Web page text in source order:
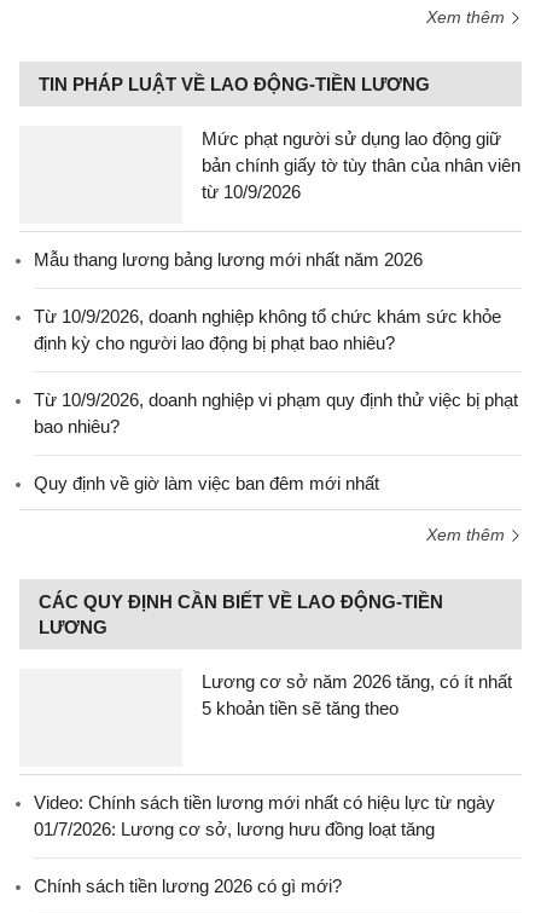
Xem thêm
TIN PHÁP LUẬT VỀ LAO ĐỘNG-TIỀN LƯƠNG
Mức phạt người sử dụng lao động giữ
bản chính giấy tờ tùy thân của nhân viên
từ 10/9/2026
Mẫu thang lương bảng lương mới nhất năm 2026
Từ 10/9/2026, doanh nghiệp không tổ chức khám sức khỏe
định kỳ cho người lao động bị phạt bao nhiêu?
Từ 10/9/2026, doanh nghiệp vi phạm quy định thử việc bị phạt
bao nhiêu?
Quy định về giờ làm việc ban đêm mới nhất
Xem thêm
CÁC QUY ĐỊNH CẦN BIẾT VỀ LAO ĐỘNG-TIỀN
LƯƠNG
Lương cơ sở năm 2026 tăng, có ít nhất
5 khoản tiền sẽ tăng theo
Video: Chính sách tiền lương mới nhất có hiệu lực từ ngày
01/7/2026: Lương cơ sở, lương hưu đồng loạt tăng
Chính sách tiền lương 2026 có gì mới?